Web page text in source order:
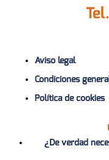
Tel.
Aviso legal
Condiciones
Política de cookies
¿De verdad